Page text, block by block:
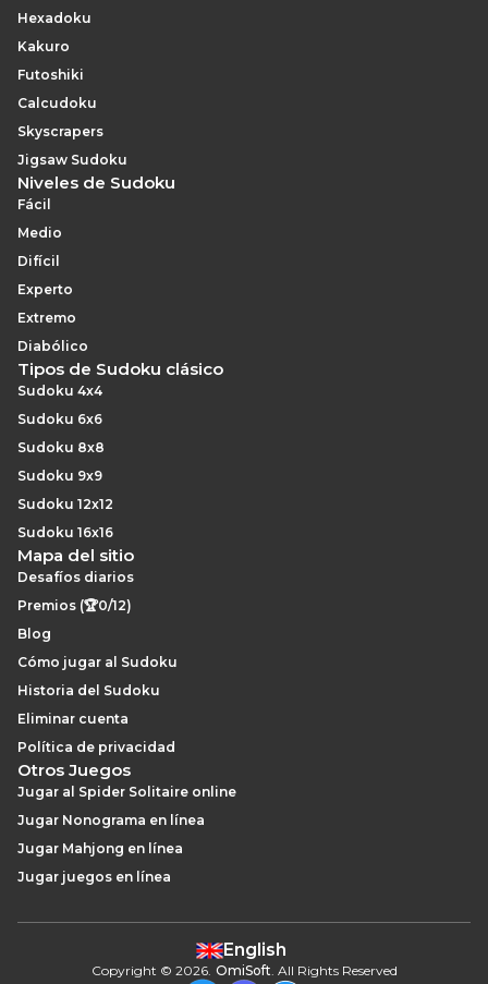
Hexadoku
Kakuro
Futoshiki
Calcudoku
Skyscrapers
Jigsaw Sudoku
Niveles de Sudoku
Fácil
Medio
Difícil
Experto
Extremo
Diabólico
Tipos de Sudoku clásico
Sudoku 4x4
Sudoku 6x6
Sudoku 8x8
Sudoku 9x9
Sudoku 12x12
Sudoku 16x16
Mapa del sitio
Desafíos diarios
Premios (🏆0/12)
Blog
Cómo jugar al Sudoku
Historia del Sudoku
Eliminar cuenta
Política de privacidad
Otros Juegos
Jugar al Spider Solitaire online
Jugar Nonograma en línea
Jugar Mahjong en línea
Jugar juegos en línea
English
Copyright © 2026. OmiSoft. All Rights Reserved